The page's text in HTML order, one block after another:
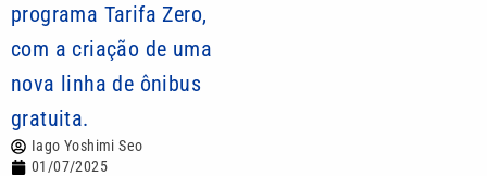
programa Tarifa Zero,
com a criação de uma
nova linha de ônibus
gratuita.
Iago Yoshimi Seo
01/07/2025